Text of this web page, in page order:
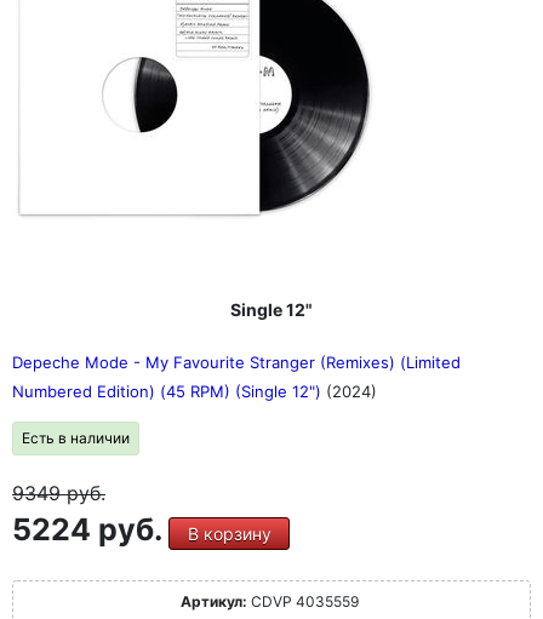
Single 12"
Depeche Mode - My Favourite Stranger (Remixes) (Limited
Numbered Edition) (45 RPM) (Single 12") (2024)
Есть в наличии
9349руб.
5224 руб. В корзину
Артикул: CDVP 4035559